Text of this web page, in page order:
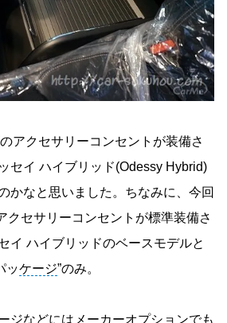
アクセサリーコンセントが装備さ
セイ ハイブリッド(Odessy Hybrid)
かなと思いました。ちなみに、今回
クセサリーコンセントが標準装備さ
イ ハイブリッドのベースモデルと
ッケージ”のみ。
ジなどにはメーカーオプションでも